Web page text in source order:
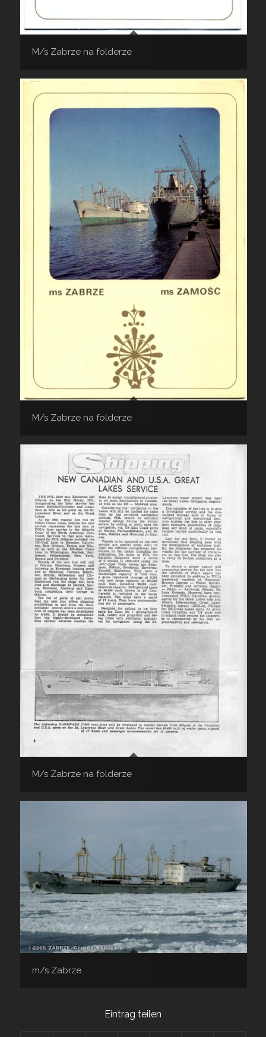
M/s Zabrze na folderze
M/s Zabrze na folderze
M/s Zabrze na folderze
m/s Zabrze
Eintrag teilen